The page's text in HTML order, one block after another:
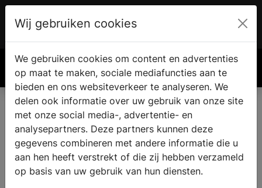
€ 0.00
Wij gebruiken cookies
We gebruiken cookies om content en advertenties
op maat te maken, sociale mediafuncties aan te
bieden en ons websiteverkeer te analyseren. We
delen ook informatie over uw gebruik van onze site
met onze social media-, advertentie- en
analysepartners. Deze partners kunnen deze
gegevens combineren met andere informatie die u
aan hen heeft verstrekt of die zij hebben verzameld
op basis van uw gebruik van hun diensten.